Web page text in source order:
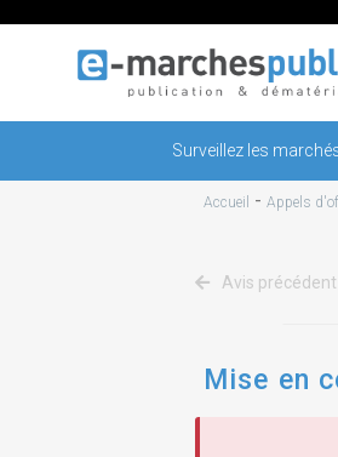
Surveillez les
Accueil - Appels
Avis précédent
Mise en